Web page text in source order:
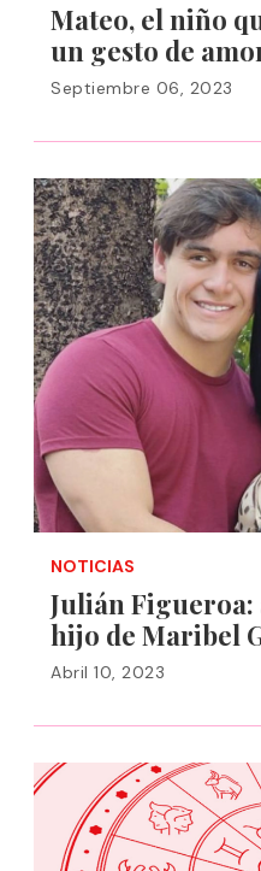
Mateo, el niño
un gesto de
Septiembre 06, 2023
NOTICIAS
Julián
hijo de Maribel
Abril 10, 2023